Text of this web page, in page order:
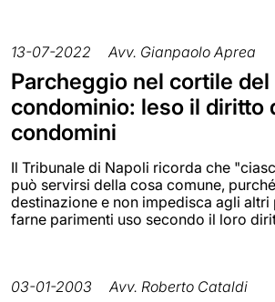
13-07-2022 Avv. Gianpaolo Aprea
Parcheggio nel cortile del
condominio: leso il diritto
condomini
Il Tribunale di Napoli ricorda che
può servirsi della cosa comune,
destinazione e non impedisca agli
farne parimenti uso secondo il loro
03-01-2003 Avv. Roberto Cataldi